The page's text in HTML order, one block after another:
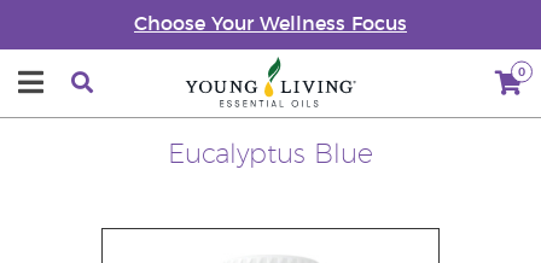
Choose Your Wellness Focus
0
Eucalyptus Blue